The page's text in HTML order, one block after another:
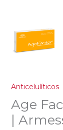
Anticelulíticos
Age
|